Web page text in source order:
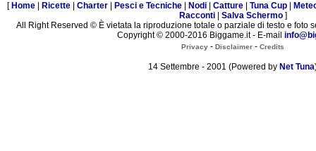
[ Home Ricette Charter Pesci e Tecniche Nodi Catture Tuna Cup
Racconti| Salva Schermo]
All Right Reserved © È vietata la riproduzione totale o parziale di testo e foto
Copyright © 2000-2016 Biggame.it - E-mail
Privacy - Disclaimer - Credits
14 Settembre - 2001 (Powered by Net Tuna